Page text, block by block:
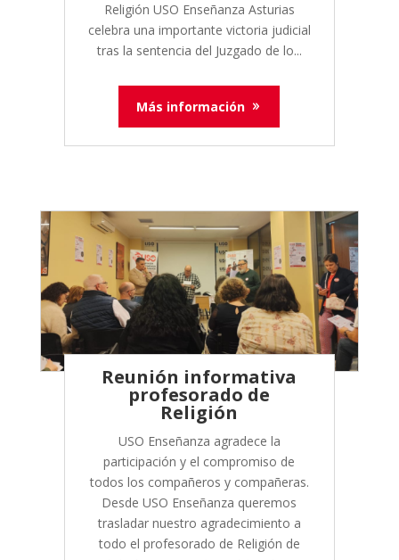
Religión USO Enseñanza Asturias
celebra una importante victoria judicial
tras la sentencia del Juzgado de lo...
Más información
Reunión informativa
profesorado de
Religión
USO Enseñanza agradece la
participación y el compromiso de
todos los compañeros y compañeras.
Desde USO Enseñanza queremos
trasladar nuestro agradecimiento a
todo el profesorado de Religión de